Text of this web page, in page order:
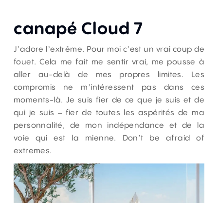
canapé Cloud 7
J’adore l’extrême. Pour moi c’est un vrai coup de
fouet. Cela me fait me sentir vrai, me pousse à
aller au-delà de mes propres limites. Les
compromis ne m’intéressent pas dans ces
moments-là. Je suis fier de ce que je suis et de
qui je suis – fier de toutes les aspérités de ma
personnalité, de mon indépendance et de la
voie qui est la mienne. Don’t be afraid of
extremes.